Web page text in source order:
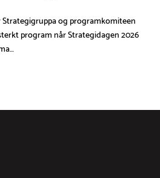
og programkomiteen
program når Strategidagen 2026